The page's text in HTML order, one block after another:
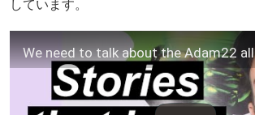
しています。
We need to talk about the Adam22